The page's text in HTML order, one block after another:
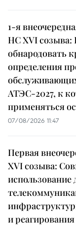
1-я
НС XVI созыва:
обнародовать
определения
АТЭС-2027, к
применяться
07/08/2026 11:47
Первая
XVI созыва:
использование
и